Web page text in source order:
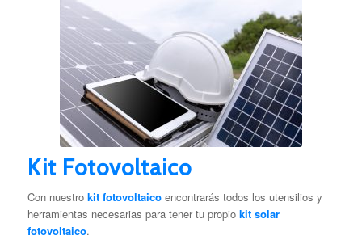
Kit Fotovoltaico
Con nuestro kit fotovoltaicoencontrarás todos los utensilios y
herramientas necesarias para tener tu propio kit solar
fotovoltaico.